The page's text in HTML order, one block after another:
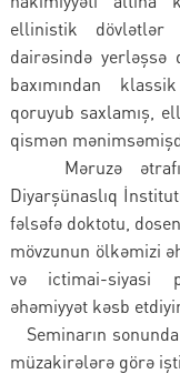
ellinistik
dairəsində yerləşsə
baxımından
qoruyub saxlamış,
qismən
Məruzə
Diyarşünaslıq
fəlsəfə doktotu,
mövzunun ölkəmizi
və ictimai-siyasi
əhəmiyyət kəsb
Seminarın
müzakirələrə görə